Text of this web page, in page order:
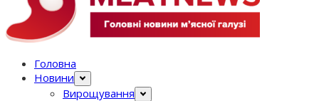
Головна
Новини
Вирощування